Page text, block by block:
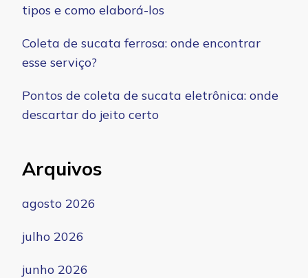
tipos e como elaborá-los
Coleta de sucata ferrosa: onde encontrar
esse serviço?
Pontos de coleta de sucata eletrônica: onde
descartar do jeito certo
Arquivos
agosto 2026
julho 2026
junho 2026